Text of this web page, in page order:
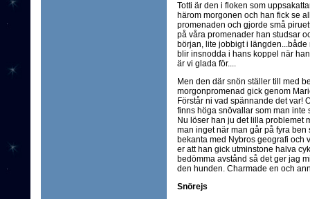
Totti är den i floken som
härom morgonen och han fick se
promenaden och gjorde små
på våra promenader han studsar
början, lite jobbigt i
blir insnodda i hans koppel när
är vi glada för....
Men den där snön ställer till med
morgonpromenad gick genom
Förstår ni vad spännande det var!
finns höga snövallar som man inte
Nu löser han ju det lilla problemet
man inget när man går på fyra
bekanta med Nybros geografi och
er att han gick utminstone halva
bedömma avstånd så det ger jag
den hunden. Charmade en och
Snörejs